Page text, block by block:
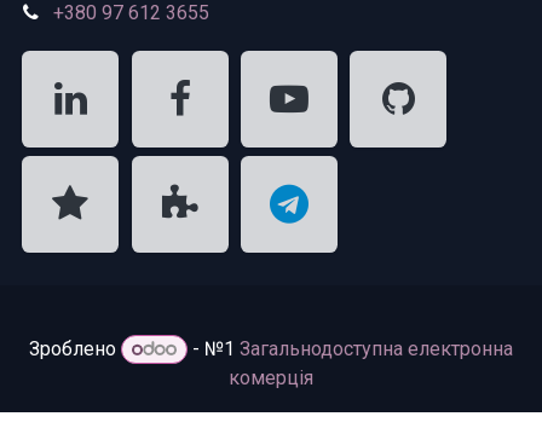
+380 97 612 3655
Зроблено - №1 Загальнодоступна електронна
комерція